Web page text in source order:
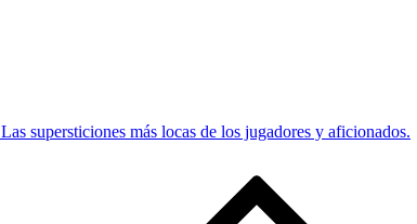
supersticiones más locas de los jugadores y aficionados.